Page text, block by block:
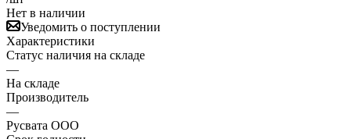
Нет в наличии
Уведомить о поступлении
Характеристики
Статус наличия на складе
—
На складе
Производитель
—
Русвата ООО